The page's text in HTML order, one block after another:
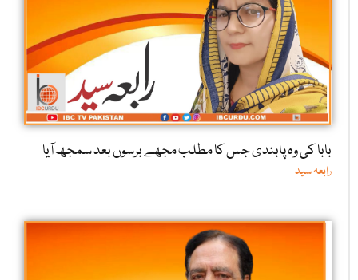
بابا کی وہ پابندی جس کا مطلب مجھے برسوں بعد سمجھ آیا
رابعہ سید